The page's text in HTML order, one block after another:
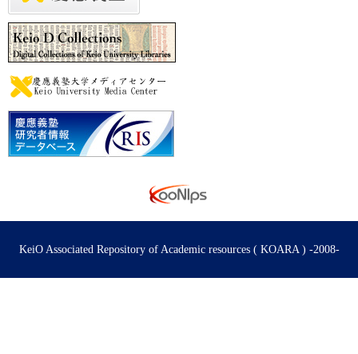
KeiO Associated Repository of Academic resources ( KOARA ) -2008-